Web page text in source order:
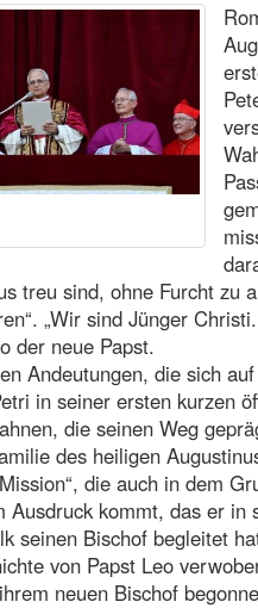
treu sind, ohne Furcht zu
„Wir sind Jünger
der neue Papst.
Andeutungen, die sich
in seiner ersten kurzen
die seinen Weg
des heiligen
die auch in dem
Ausdruck kommt, das er in
seinen Bischof begleitet
von Papst Leo
neuen Bischof